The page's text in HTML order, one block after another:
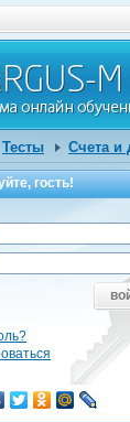
Тесты Счета и
гость!